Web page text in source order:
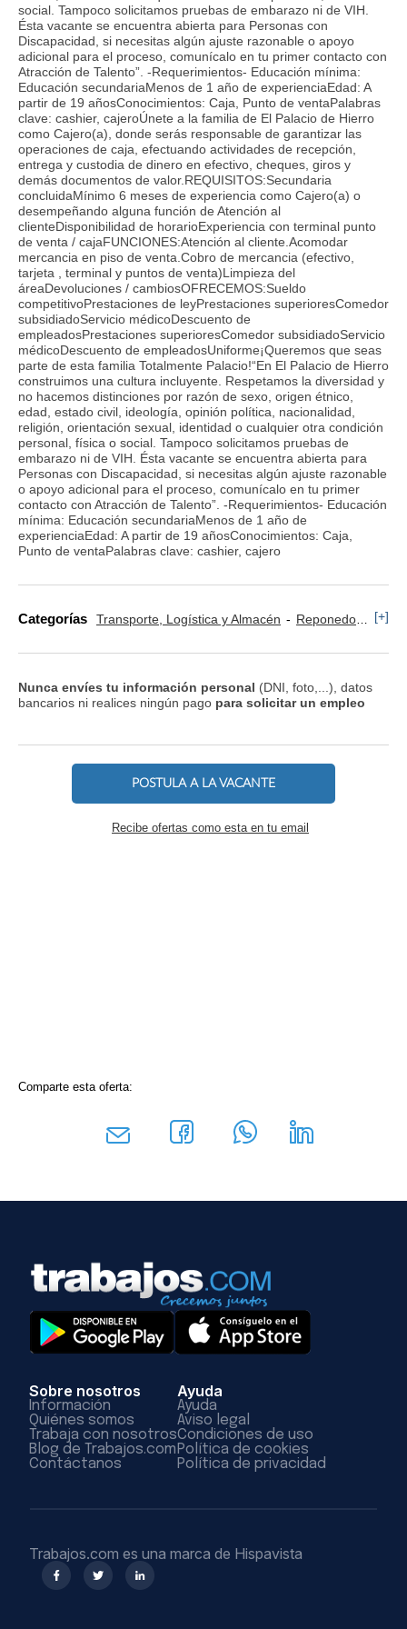
social. Tampoco solicitamos pruebas de embarazo ni de VIH.
Ésta vacante se encuentra abierta para Personas con
Discapacidad, si necesitas algún ajuste razonable o apoyo
adicional para el proceso, comunícalo en tu primer contacto con
Atracción de Talento”. -Requerimientos- Educación mínima:
Educación secundariaMenos de 1 año de experienciaEdad: A
partir de 19 añosConocimientos: Caja, Punto de ventaPalabras
clave: cashier, cajeroÚnete a la familia de El Palacio de Hierro
como Cajero(a), donde serás responsable de garantizar las
operaciones de caja, efectuando actividades de recepción,
entrega y custodia de dinero en efectivo, cheques, giros y
demás documentos de valor.REQUISITOS:Secundaria
concluidaMínimo 6 meses de experiencia como Cajero(a) o
desempeñando alguna función de Atención al
clienteDisponibilidad de horarioExperiencia con terminal punto
de venta / cajaFUNCIONES:Atención al cliente.Acomodar
mercancia en piso de venta.Cobro de mercancia (efectivo,
tarjeta , terminal y puntos de venta)Limpieza del
áreaDevoluciones / cambiosOFRECEMOS:Sueldo
competitivoPrestaciones de leyPrestaciones superioresComedor
subsidiadoServicio médicoDescuento de
empleadosPrestaciones superioresComedor subsidiadoServicio
médicoDescuento de empleadosUniforme¡Queremos que seas
parte de esta familia Totalmente Palacio!“En El Palacio de Hierro
construimos una cultura incluyente. Respetamos la diversidad y
no hacemos distinciones por razón de sexo, origen étnico,
edad, estado civil, ideología, opinión política, nacionalidad,
religión, orientación sexual, identidad o cualquier otra condición
personal, física o social. Tampoco solicitamos pruebas de
embarazo ni de VIH. Ésta vacante se encuentra abierta para
Personas con Discapacidad, si necesitas algún ajuste razonable
o apoyo adicional para el proceso, comunícalo en tu primer
contacto con Atracción de Talento”. -Requerimientos- Educación
mínima: Educación secundariaMenos de 1 año de
experienciaEdad: A partir de 19 añosConocimientos: Caja,
Punto de ventaPalabras clave: cashier, cajero
Categorías Transporte, Logística y Almacén Reponedor y Cajero [+]
Nunca envíes tu información personal (DNI, foto,...), datos
bancarios ni realices ningún pago para solicitar un empleo
POSTULA A LA VACANTE
Recibe ofertas como esta en tu email
Comparte esta oferta:
Sobre nosotros
Información
Quiénes somos
Trabaja con nosotros
Blog de Trabajos.com
Contáctanos
Ayuda
Ayuda
Aviso legal
Condiciones de uso
Política de cookies
Política de privacidad
Trabajos.com es una marca de Hispavista